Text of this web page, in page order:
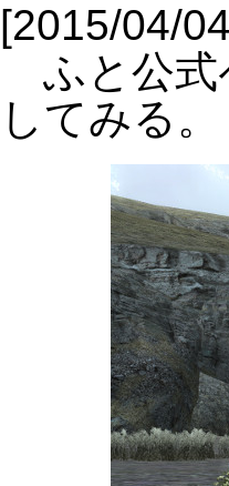
[2015/04/
ふと公式
してみる。